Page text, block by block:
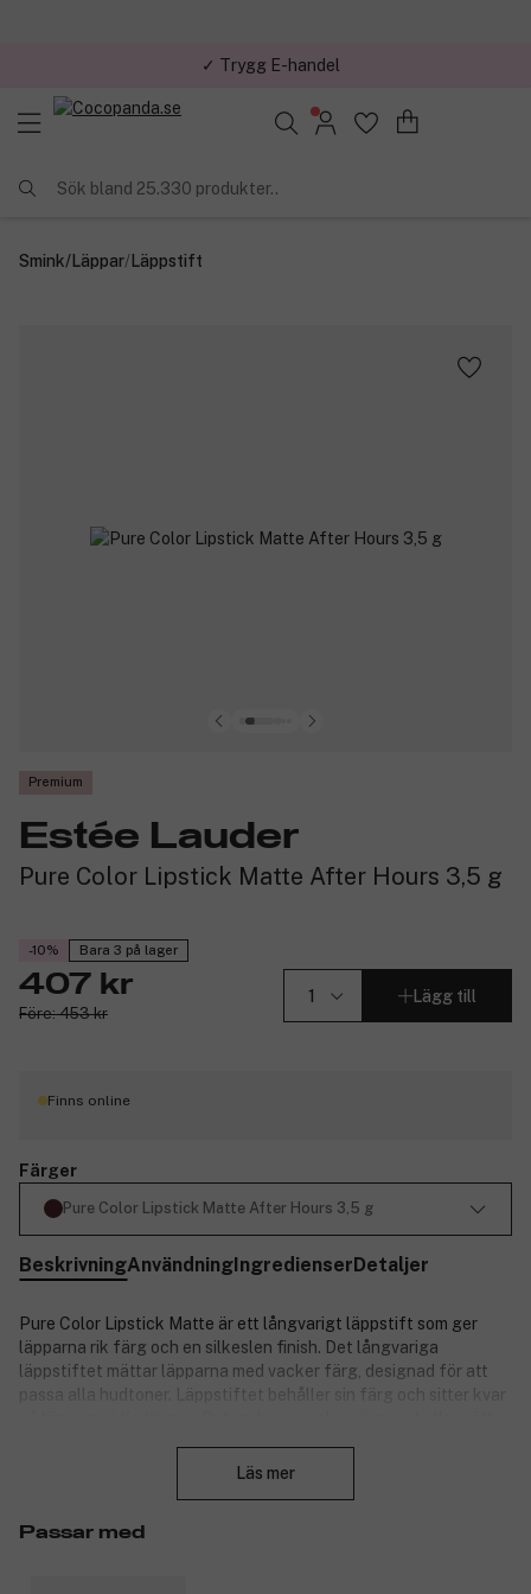
✓ Trygg E-handel
Sök bland 25.330 produkter..
Smink/Läppar/Läppstift
Premium
Estée Lauder
Pure Color Lipstick Matte After Hours 3,5 g
-10% Bara 3 på lager
407 kr
Före: 453 kr
Lägg till
Finns online
Färger
Pure Color Lipstick Matte After Hours 3,5 g
BeskrivningAnvändningIngredienserDetaljer
Pure Color Lipstick Matte är ett långvarigt läppstift som ger
läpparna rik färg och en silkeslen finish. Det långvariga
läppstiftet mättar läpparna med vacker färg, designad för att
passa alla hudtoner. Läppstiftet behåller sin färg och sitter kvar
Matte-finish: Ett mjukt puder ger en slät, silkeslen finish.
Läppstiftet ger full täckning, gör läpparna fylligare och ger dem
näring och vård. Naturligt framställt Moisture Lock Complex*
Läs mer
Passar med